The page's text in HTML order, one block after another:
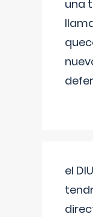
una
el